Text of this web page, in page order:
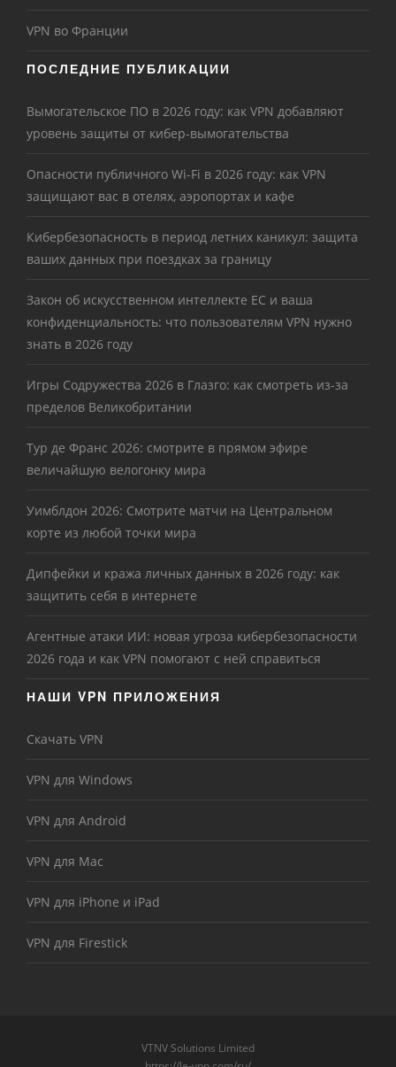
VPN во Франции
ПОСЛЕДНИЕ ПУБЛИКАЦИИ
Вымогательское ПО в 2026 году: как VPN добавляют
уровень защиты от кибер-вымогательства
Опасности публичного Wi-Fi в 2026 году: как VPN
защищают вас в отелях, аэропортах и кафе
Кибербезопасность в период летних каникул: защита
ваших данных при поездках за границу
Закон об искусственном интеллекте ЕС и ваша
конфиденциальность: что пользователям VPN нужно
знать в 2026 году
Игры Содружества 2026 в Глазго: как смотреть из-за
пределов Великобритании
Тур де Франс 2026: смотрите в прямом эфире
величайшую велогонку мира
Уимблдон 2026: Смотрите матчи на Центральном
корте из любой точки мира
Дипфейки и кража личных данных в 2026 году: как
защитить себя в интернете
Агентные атаки ИИ: новая угроза кибербезопасности
2026 года и как VPN помогают с ней справиться
НАШИ VPN ПРИЛОЖЕНИЯ
Скачать VPN
VPN для Windows
VPN для Android
VPN для Mac
VPN для iPhone и iPad
VPN для Firestick
VTNV Solutions Limited